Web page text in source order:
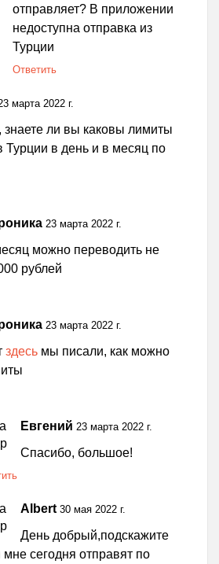
отправляет? В приложении
недоступна отправка из
Турции
Ответить
марта 2022 г.
знаете ли вы каковы лимиты
Турции в день и в месяц по
23 марта 2022 г.
можно переводить не
рублей
23 марта 2022 г.
здесь мы писали, как можно
Евгений 23 марта 2022 г.
Спасибо, большое!
Albert 30 мая 2022 г.
День добрый,подскажите
мне сегодня отправят по